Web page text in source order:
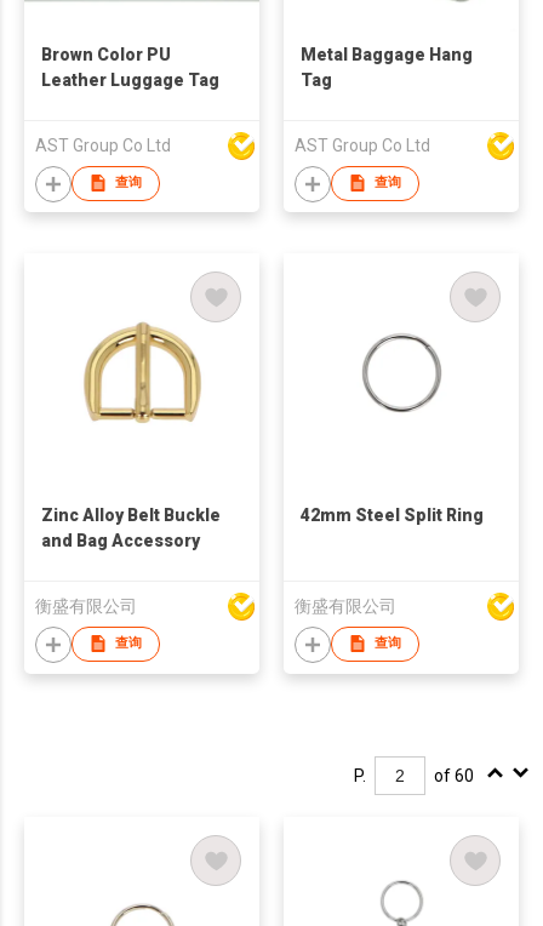
Brown Color PU
Leather Luggage Tag
AST Group Co Ltd
查询
Metal Baggage Hang
Tag
AST Group Co Ltd
查询
Zinc Alloy Belt Buckle
and Bag Accessory
衡盛有限公司
查询
42mm Steel Split Ring
衡盛有限公司
查询
P. of 60